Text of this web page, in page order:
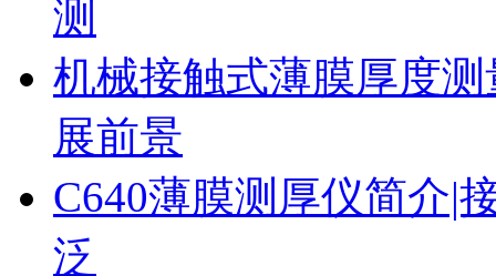
测
机械接触式薄膜厚度
展前景
C640薄膜测厚仪简介|
泛